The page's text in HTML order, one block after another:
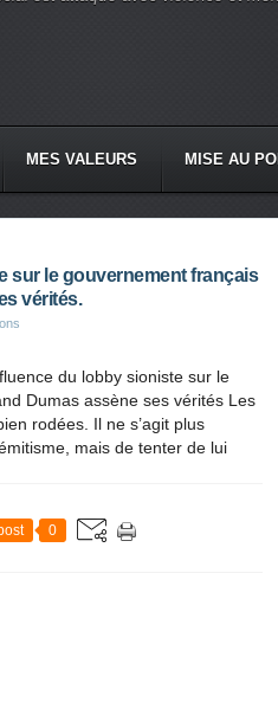
MES VALEURS MISE AU
sur le gouvernement français
vérités.
du lobby sioniste sur le
Dumas assène ses vérités Les
rodées. Il ne s’agit plus
mais de tenter de lui
0